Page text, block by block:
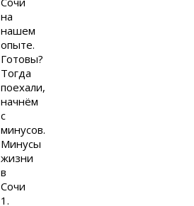
на
нашем
опыте.
Готовы?
Тогда
поехали,
начнём
с
минусов.
Минусы
жизни
в
Сочи
1.